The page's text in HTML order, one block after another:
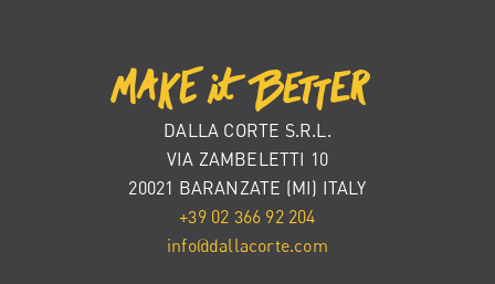
DALLA CORTE S.R.L.
VIA ZAMBELETTI 10
20021 BARANZATE (MI) ITALY
+39 02 366 92 204
info@dallacorte.com